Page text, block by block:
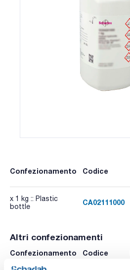
Confezionamento Codice
x 1 kg :: Plastic
bottle
CA02111000
Altri confezionamenti
Confezionamento Codice